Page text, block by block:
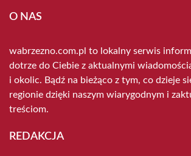
O NAS
wabrzezno.com.pl to lokalny serwis
dotrze do Ciebie z aktualnymi
i okolic. Bądź na bieżąco z tym, co dzieje
regionie dzięki naszym wiarygodnym i
treściom.
REDAKCJA